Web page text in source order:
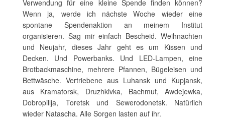
Verwendung für eine kleine Spende finden können?
Wenn ja, werde ich nächste Woche wieder eine
spontane Spendenaktion an meinem Institut
organisieren. Sag mir einfach Bescheid. Weihnachten
und Neujahr, dieses Jahr geht es um Kissen und
Decken. Und Powerbanks. Und LED-Lampen, eine
Brotbackmaschine, mehrere Pfannen, Bügeleisen und
Bettwäsche. Vertriebene aus Luhansk und Kupjansk,
aus Kramatorsk, Druzhkivka, Bachmut, Awdejewka,
Dobropillja, Toretsk und Sewerodonetsk. Natürlich
wieder Natascha. Alle Sorgen lasten auf ihr.